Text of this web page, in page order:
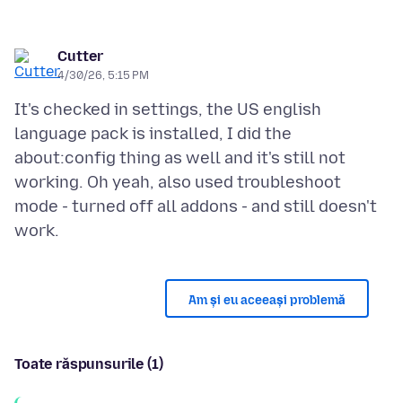
Cutter
4/30/26, 5:15 PM
It's checked in settings, the US english
language pack is installed, I did the
about:config thing as well and it's still not
working. Oh yeah, also used troubleshoot
mode - turned off all addons - and still doesn't
Am și eu aceeași problemă
Toate răspunsurile (1)